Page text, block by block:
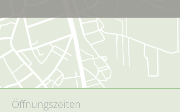
Öffnungszeiten